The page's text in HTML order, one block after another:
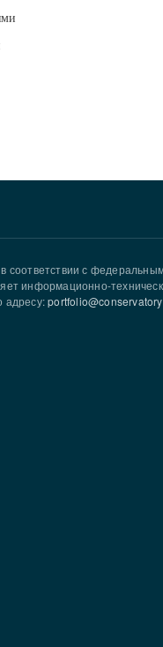
соответствии с
информационно-
адресу: